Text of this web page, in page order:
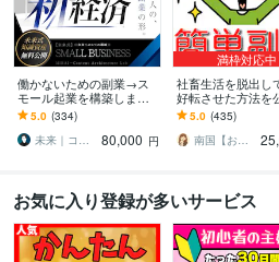
働かないための副業→ス
モール起業を構築します
初心者から個別伴走｜長
期で回るビジネスづくり
と実務AIスキル
5.0 (334)
未来｜コンテンツ起業ラボ
80,000 円
満枠対応中
社畜生活を脱出し
好転させた方法を
ます ツールで自動
辺人生から解放さ
想の生活♪
5.0 (435)
南国【おうち副業で月収100万】
お気に入り登録が多いサービス